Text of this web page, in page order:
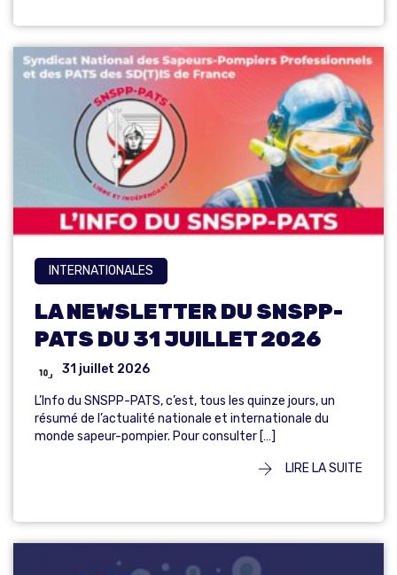
INTERNATIONALES
LA NEWSLETTER DU SNSPP-
PATS DU 31 JUILLET 2026
31 juillet 2026
L’Info du SNSPP-PATS, c’est, tous les quinze jours, un
résumé de l’actualité nationale et internationale du
monde sapeur-pompier. Pour consulter […]
LIRE LA SUITE